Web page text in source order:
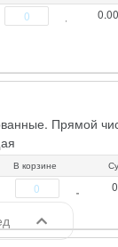
0.00
Прямой
В корзине